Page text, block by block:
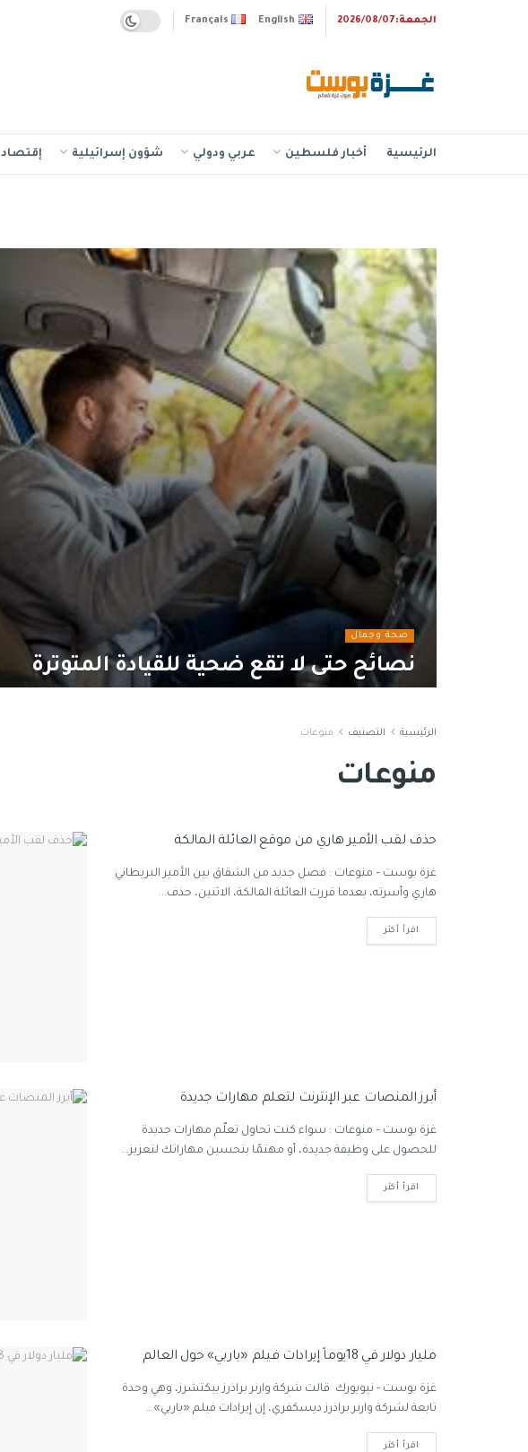
الجمعة:2026/08/07 Français English
الرئيسية أخبار فلسطين عربي ودولي شؤون إسرائيلية إقتصاد
صحة وجمال
نصائح حتى لا تقع ضحية للقيادة المتوترة
الرئيسية التصنيف منوعات
منوعات
حذف لقب الأمير هاري من موقع العائلة المالكة
غزة بوست – منوعات : فصل جديد من الشقاق بين الأمير البريطاني
هاري وأسرته، بعدما قررت العائلة المالكة، الاثنين، حذف...
اقرأ أكثر
أبرز المنصات عبر الإنترنت لتعلم مهارات جديدة
غزة بوست – منوعات : سواء كنت تحاول تعلّم مهارات جديدة
للحصول على وظيفة جديدة، أو مهتمًا بتحسين مهاراتك لتعزيز...
اقرأ أكثر
مليار دولار في 18يوماً إيرادات فيلم «باربي» حول العالم
غزة بوست - نيويورك قالت شركة وارنر براذرز بيكتشرز، وهي وحدة
تابعة لشركة وارنر براذرز ديسكفري، إن إيرادات فيلم «باربي»...
اقرأ أكثر